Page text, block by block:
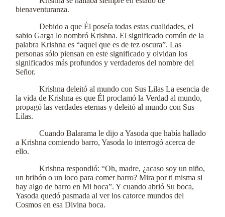
bienaventuranza.
Debido a que Él poseía todas estas cualidades, el
sabio Garga lo nombró Krishna. El significado común de la
palabra Krishna es “aquel que es de tez oscura”. Las
personas sólo piensan en este significado y olvidan los
significados más profundos y verdaderos del nombre del
Señor.
Krishna deleitó al mundo con Sus Lilas La esencia de
la vida de Krishna es que Él proclamó la Verdad al mundo,
propagó las verdades eternas y deleitó al mundo con Sus
Lilas.
Cuando Balarama le dijo a Yasoda que había hallado
a Krishna comiendo barro, Yasoda lo interrogó acerca de
ello.
Krishna respondió: “Oh, madre, ¿acaso soy un niño,
un bribón o un loco para comer barro? Mira por ti misma si
hay algo de barro en Mi boca”. Y cuando abrió Su boca,
Yasoda quedó pasmada al ver los catorce mundos del
Cosmos en esa Divina boca.